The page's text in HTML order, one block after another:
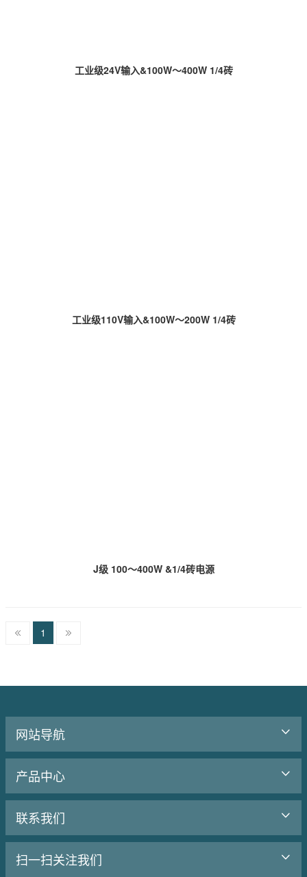
工业级24V输入&100W～400W 1/4砖
工业级110V输入&100W～200W 1/4砖
J级 100～400W &1/4砖电源
1
网站导航
产品中心
联系我们
扫一扫关注我们